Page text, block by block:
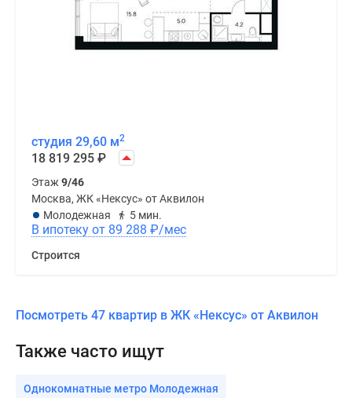
студия 29,60 м2
18 819 295 ₽
Этаж 9/46
Москва, ЖК «Нексус» от Аквилон
Молодежная
5 мин.
В ипотеку от 89 288 ₽/мес
Строится
Посмотреть 47 квартир в ЖК «Нексус» от Аквилон
Также часто ищут
Однокомнатные метро Молодежная